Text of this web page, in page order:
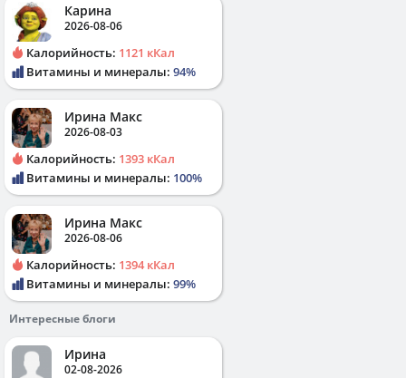
Карина
2026-08-06
Калорийность: 1121 кКал
Витамины и минералы: 94%
Ирина Макс
2026-08-03
Калорийность: 1393 кКал
Витамины и минералы: 100%
Ирина Макс
2026-08-06
Калорийность: 1394 кКал
Витамины и минералы: 99%
Интересные блоги
Ирина
02-08-2026